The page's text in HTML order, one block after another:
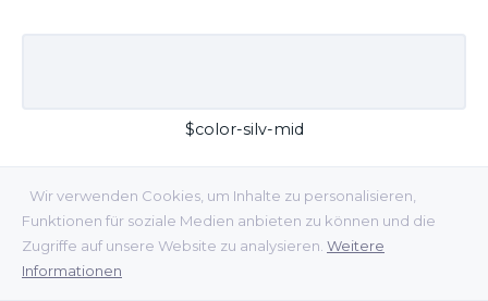
Wir verwenden Cookies, um Inhalte zu personalisieren,
Funktionen für soziale Medien anbieten zu können und die
Zugriffe auf unsere Website zu analysieren. Weitere
Informationen
$color-silv-mid